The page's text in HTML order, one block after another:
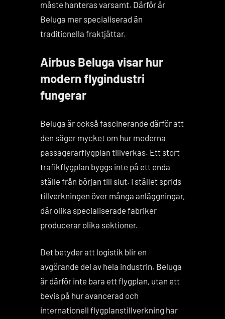
måste hanteras varsamt. Därför är
Beluga mer specialiserad än
traditionella fraktjättar.
Airbus Beluga visar hur
modern flygindustri
fungerar
Beluga är också fascinerande därför att
den säger mycket om hur moderna
passagerarflygplan tillverkas. Ett stort
trafikflygplan byggs inte på ett enda
ställe från början till slut. I stället sprids
tillverkningen över många anläggningar,
där olika specialiserade fabriker
producerar olika sektioner.
Det betyder att logistik blir en
avgörande del av hela industrin. Beluga
är därför inte bara ett flygplan, utan ett
bevis på hur avancerad och
internationell flygplanstillverkning har